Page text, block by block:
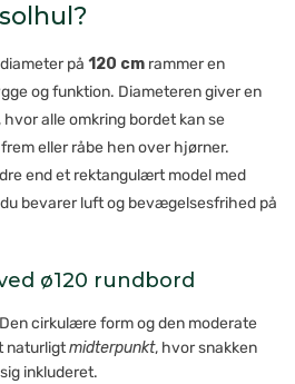
på 120 cm rammer en
og funktion. Diameteren giver en
alle omkring bordet kan se
eller råbe hen over hjørner.
end et rektangulært model med
bevarer luft og bevægelsesfrihed på
ø120 rundbord
Den cirkulære form og den moderate
naturligtmidterpunkt, hvor snakken
inkluderet.